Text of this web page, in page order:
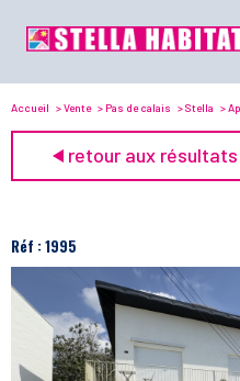
Accueil Vente Pas de calais Stella
retour aux résultats
Réf : 1995